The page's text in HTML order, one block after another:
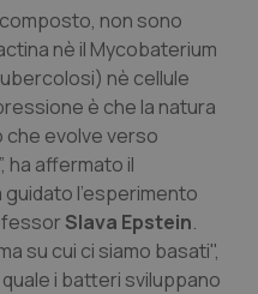
non sono
nè il Mycobaterium
nè cellule
è che la natura
evolve verso
ha affermato il
guidato l’esperimento
Slava Epstein.
su cui ci siamo basati",
i batteri sviluppano